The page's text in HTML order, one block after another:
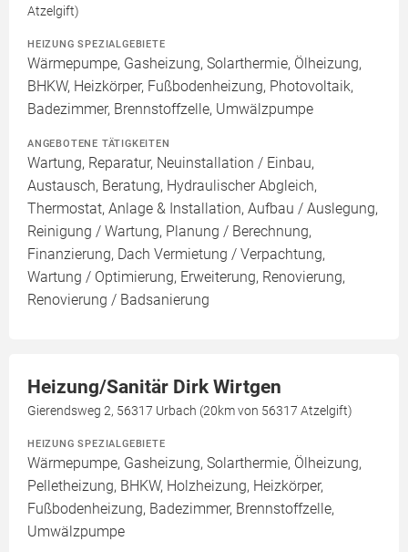
Atzelgift)
HEIZUNG SPEZIALGEBIETE
Wärmepumpe, Gasheizung, Solarthermie, Ölheizung,
BHKW, Heizkörper, Fußbodenheizung, Photovoltaik,
Badezimmer, Brennstoffzelle, Umwälzpumpe
ANGEBOTENE TÄTIGKEITEN
Wartung, Reparatur, Neuinstallation / Einbau,
Austausch, Beratung, Hydraulischer Abgleich,
Thermostat, Anlage & Installation, Aufbau / Auslegung,
Reinigung / Wartung, Planung / Berechnung,
Finanzierung, Dach Vermietung / Verpachtung,
Wartung / Optimierung, Erweiterung, Renovierung,
Renovierung / Badsanierung
Heizung/Sanitär Dirk Wirtgen
Gierendsweg 2, 56317 Urbach (20km von 56317 Atzelgift)
HEIZUNG SPEZIALGEBIETE
Wärmepumpe, Gasheizung, Solarthermie, Ölheizung,
Pelletheizung, BHKW, Holzheizung, Heizkörper,
Fußbodenheizung, Badezimmer, Brennstoffzelle,
Umwälzpumpe